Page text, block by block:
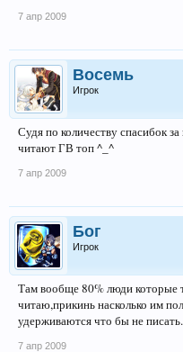
7 апр 2009
Восемь
Игрок
Судя по количеству спасибок
читают ГВ топ ^_^
7 апр 2009
Бог
Игрок
Там вообще 80% люди которые
читаю,прикинь насколько им
удерживаются что бы не писать.
7 апр 2009